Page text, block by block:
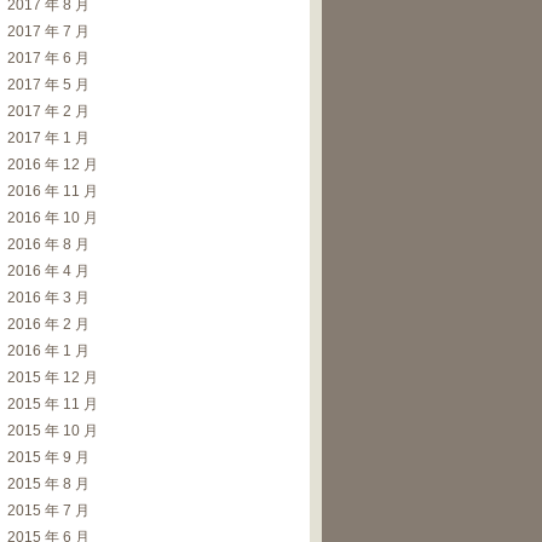
2017 年 8 月
2017 年 7 月
2017 年 6 月
2017 年 5 月
2017 年 2 月
2017 年 1 月
2016 年 12 月
2016 年 11 月
2016 年 10 月
2016 年 8 月
2016 年 4 月
2016 年 3 月
2016 年 2 月
2016 年 1 月
2015 年 12 月
2015 年 11 月
2015 年 10 月
2015 年 9 月
2015 年 8 月
2015 年 7 月
2015 年 6 月